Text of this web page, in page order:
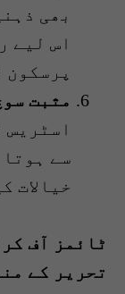
بھی
پرسکون
مثبت
اسٹریس
سے
خیالات
ٹائمز آف
تحریر کے